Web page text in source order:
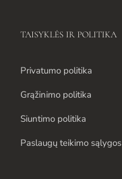
TAISYKLĖS IR POLITIKA
Privatumo politika
Grąžinimo politika
Siuntimo politika
Paslaugų teikimo sąlygos